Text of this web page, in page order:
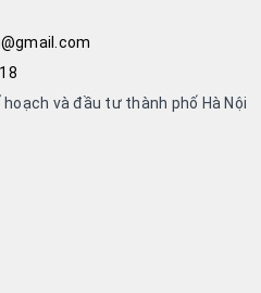
hoạch và đầu tư thành phố Hà Nội